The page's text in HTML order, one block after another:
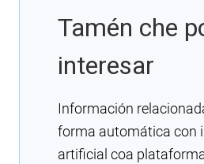
Tamén che
interesar
Información
forma automática con
artificial coa